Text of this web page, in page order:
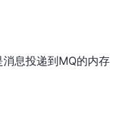
息投递到MQ的内存